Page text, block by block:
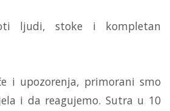
ljudi, stoke i kompletan
i upozorenja, primorani smo
i da reagujemo. Sutra u 10